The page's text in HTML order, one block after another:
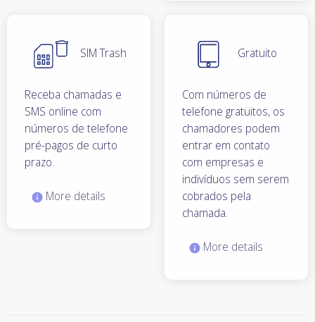
SIM Trash
Receba chamadas e
SMS online com
números de telefone
pré-pagos de curto
prazo.
More details
Gratuito
Com números de
telefone gratuitos, os
chamadores podem
entrar em contato
com empresas e
indivíduos sem serem
cobrados pela
chamada.
More details